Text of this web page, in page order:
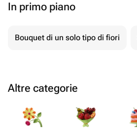
In primo piano
Bouquet di un solo tipo di fiori
Altre categorie